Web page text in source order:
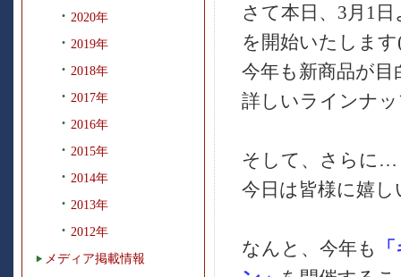
2020年
2019年
2018年
2017年
2016年
2015年
2014年
2013年
2012年
メディア掲載情報
さて本日、3月1
を開始いたしま
今年も新商品が目
詳しいラインナ
そして、さらに…
今日は皆様に嬉
なんと、今年も